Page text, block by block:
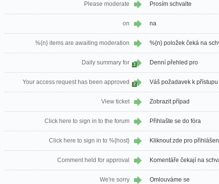
Please moderate Prosím schvalte
on na
%{n} items are awaiting moderation %{n} položek čeká na
Daily summary for 2 Denní přehled pro
Your access request has been approved 2 Váš požadavek k
View ticket Zobrazit případ
Click here to sign in to the forum Přihlašte se do fóra
Click here to sign in to %{host} Kliknout zde pro
Comment held for approval Komentáře čekají na
We're sorry Omlouváme se